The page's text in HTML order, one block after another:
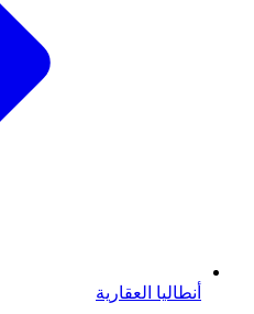
أنطاليا العقارية